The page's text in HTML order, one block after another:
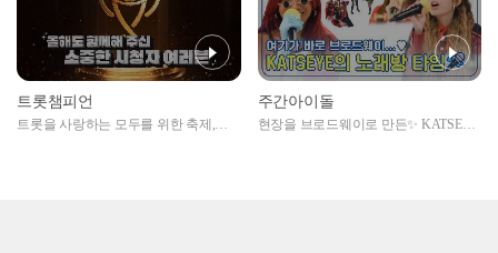
트롯챔피언
트롯을 사랑하는 모두를 위한 축제,
주간아이돌
현장을 브로드웨이로 만든✨ KATSEYE